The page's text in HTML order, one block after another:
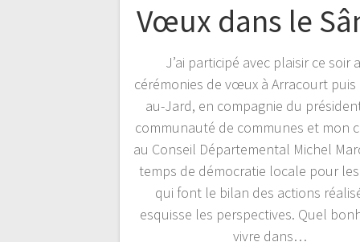
Vœux dans le
J’ai participé avec plaisir ce soir
cérémonies de vœux à Arracourt puis
au-Jard, en compagnie du
communauté de communes et mon
au Conseil Départemental Michel
temps de démocratie locale pour
qui font le bilan des actions
esquisse les perspectives. Quel
vivre dans…